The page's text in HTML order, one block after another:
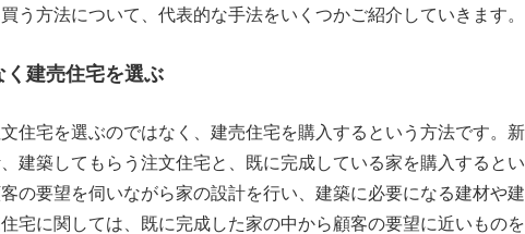
う方法について、代表的な手法をいくつかご紹介していきます。
建売住宅を選ぶ
住宅を選ぶのではなく、建売住宅を購入するという方法です。
建築してもらう注文住宅と、既に完成している家を購入すると
の要望を伺いながら家の設計を行い、建築に必要になる建材や
宅に関しては、既に完成した家の中から顧客の要望に近いもの